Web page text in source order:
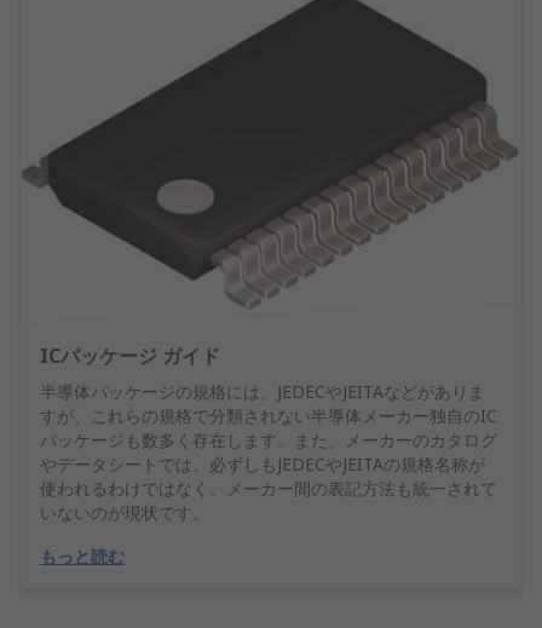
ICパッケージ ガイド
半導体パッケージの規格には、JEDECやJEITAなどがありま
すが、これらの規格で分類されない半導体メーカー独自のIC
パッケージも数多く存在します。また、メーカーのカタログ
やデータシートでは、必ずしもJEDECやJEITAの規格名称が
使われるわけではなく、メーカー間の表記方法も統一されて
いないのが現状です。
もっと読む